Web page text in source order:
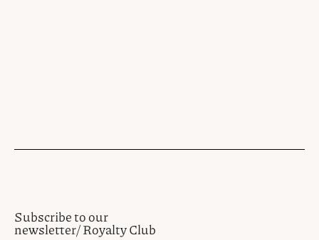
Subscribe to our
newsletter/ Royalty Club